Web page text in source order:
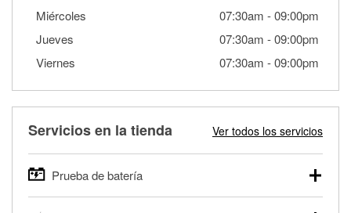
Miércoles
07:30am -09:00pm
Jueves
07:30am -09:00pm
Viernes
07:30am -09:00pm
Servicios en la tienda Ver todos los servicios
Prueba de batería